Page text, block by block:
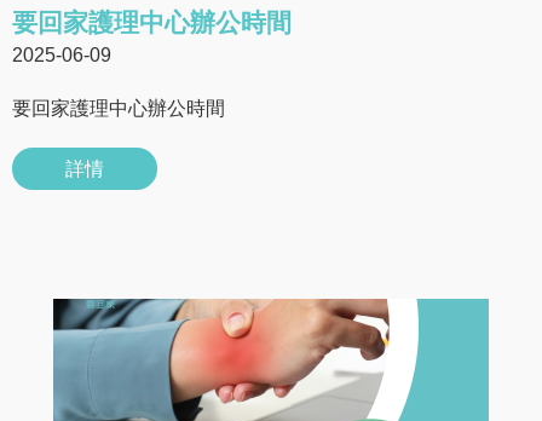
要回家護理中心辦公時間
2025-06-09
要回家護理中心辦公時間
詳情